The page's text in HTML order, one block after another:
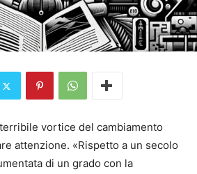
vortice del cambiamento
attenzione. «Rispetto a un secolo
di un grado con la